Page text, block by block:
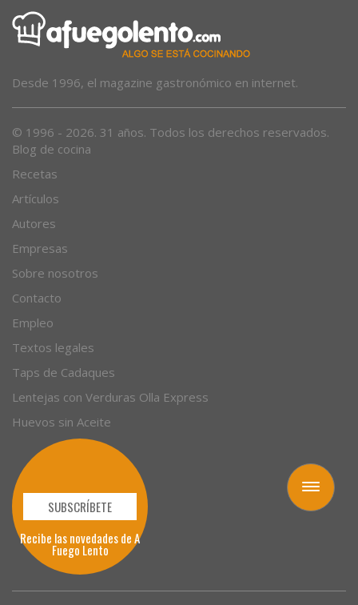
Toggle
navigation
Desde 1996, el magazine gastronómico en internet.
© 1996 - 2026. 31 años. Todos los derechos reservados.
Blog de cocina
Recetas
Artículos
Autores
Empresas
Sobre nosotros
Contacto
Empleo
Textos legales
Taps de Cadaques
Lentejas con Verduras Olla Express
Huevos sin Aceite
SUBSCRÍBETE
Recibe las novedades de A
Fuego Lento